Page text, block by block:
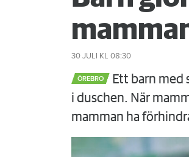
30 JULI KL 08:30
ÖREBRO
Ett barn med
i duschen. När
mamman ha